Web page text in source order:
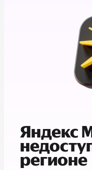
Яндекс
регионе